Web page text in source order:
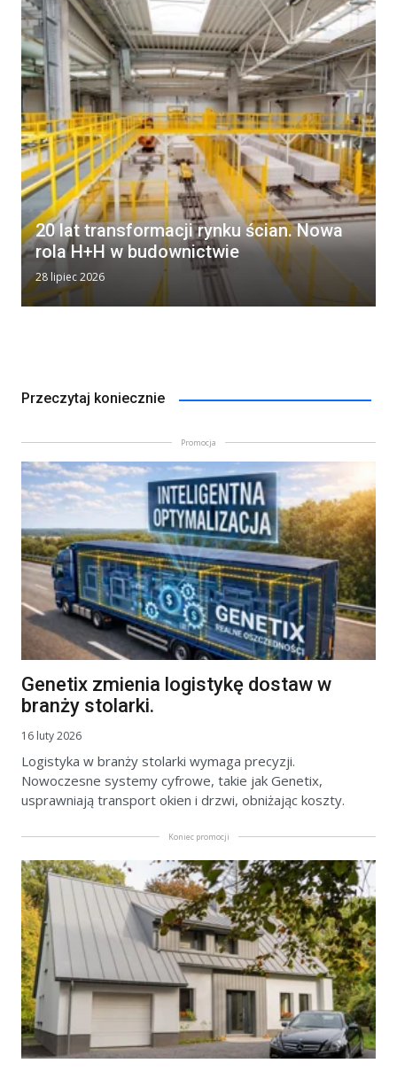
20 lat transformacji rynku ścian. Nowa
rola H+H w budownictwie
28 lipiec 2026
Przeczytaj koniecznie
Promocja
Genetix zmienia logistykę dostaw w
branży stolarki.
16 luty 2026
Logistyka w branży stolarki wymaga precyzji.
Nowoczesne systemy cyfrowe, takie jak Genetix,
usprawniają transport okien i drzwi, obniżając koszty.
Koniec promocji